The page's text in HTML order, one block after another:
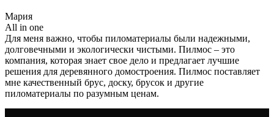
Мария
All in one
Для меня важно, чтобы пиломатериалы были надежными,
долговечными и экологически чистыми. Пилмос – это
компания, которая знает свое дело и предлагает лучшие
решения для деревянного домостроения. Пилмос поставляет
мне качественный брус, доску, брусок и другие
пиломатериалы по разумным ценам.